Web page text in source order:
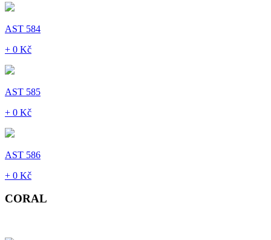
AST 584
+ 0 Kč
AST 585
+ 0 Kč
AST 586
+ 0 Kč
CORAL